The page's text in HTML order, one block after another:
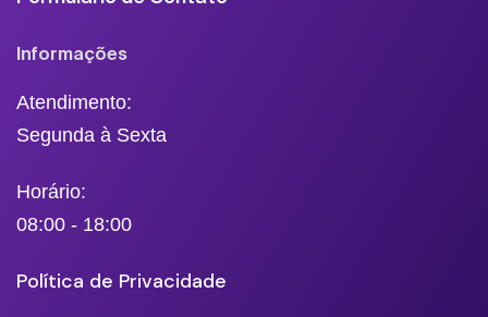
Informações
Atendimento:
Segunda à Sexta
Horário:
08:00 - 18:00
Política de Privacidade